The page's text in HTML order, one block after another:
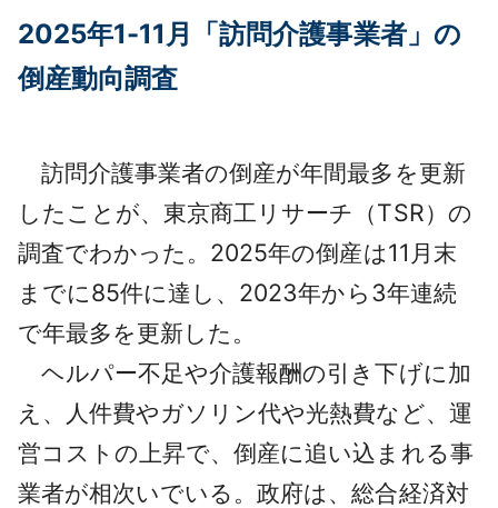
よくあるご質問
2025年1-11月「訪問介護事業者」の
倒産動向調査
訪問介護事業者の倒産が年間最多を更新
したことが、東京商工リサーチ（TSR）の
調査でわかった。2025年の倒産は11月末
までに85件に達し、2023年から3年連続
で年最多を更新した。
ヘルパー不足や介護報酬の引き下げに加
え、人件費やガソリン代や光熱費など、運
営コストの上昇で、倒産に追い込まれる事
業者が相次いでいる。政府は、総合経済対